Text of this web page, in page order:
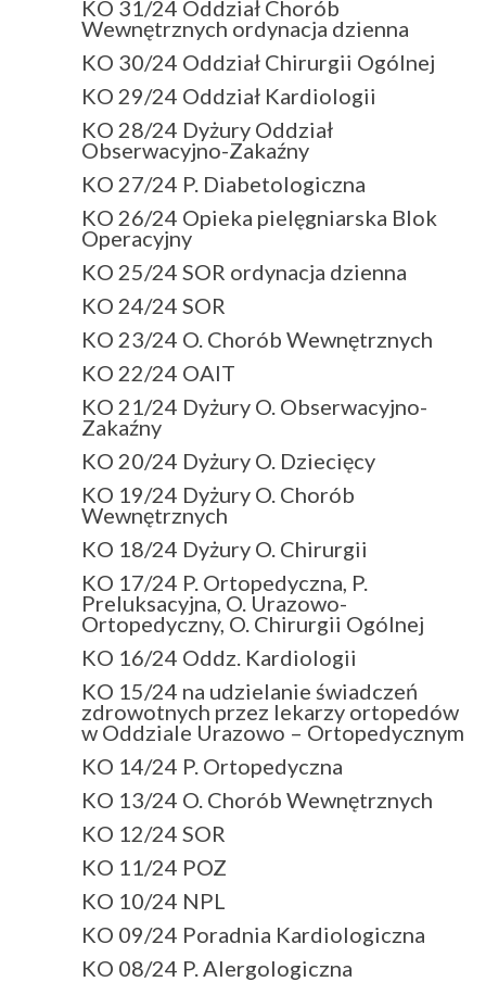
KO 31/24 Oddział Chorób
Wewnętrznych ordynacja dzienna
KO 30/24 Oddział Chirurgii Ogólnej
KO 29/24 Oddział Kardiologii
KO 28/24 Dyżury Oddział
Obserwacyjno-Zakaźny
KO 27/24 P. Diabetologiczna
KO 26/24 Opieka pielęgniarska Blok
Operacyjny
KO 25/24 SOR ordynacja dzienna
KO 24/24 SOR
KO 23/24 O. Chorób Wewnętrznych
KO 22/24 OAIT
KO 21/24 Dyżury O. Obserwacyjno-
Zakaźny
KO 20/24 Dyżury O. Dziecięcy
KO 19/24 Dyżury O. Chorób
Wewnętrznych
KO 18/24 Dyżury O. Chirurgii
KO 17/24 P. Ortopedyczna, P.
Preluksacyjna, O. Urazowo-
Ortopedyczny, O. Chirurgii Ogólnej
KO 16/24 Oddz. Kardiologii
KO 15/24 na udzielanie świadczeń
zdrowotnych przez lekarzy ortopedów
w Oddziale Urazowo – Ortopedycznym
KO 14/24 P. Ortopedyczna
KO 13/24 O. Chorób Wewnętrznych
KO 12/24 SOR
KO 11/24 POZ
KO 10/24 NPL
KO 09/24 Poradnia Kardiologiczna
KO 08/24 P. Alergologiczna